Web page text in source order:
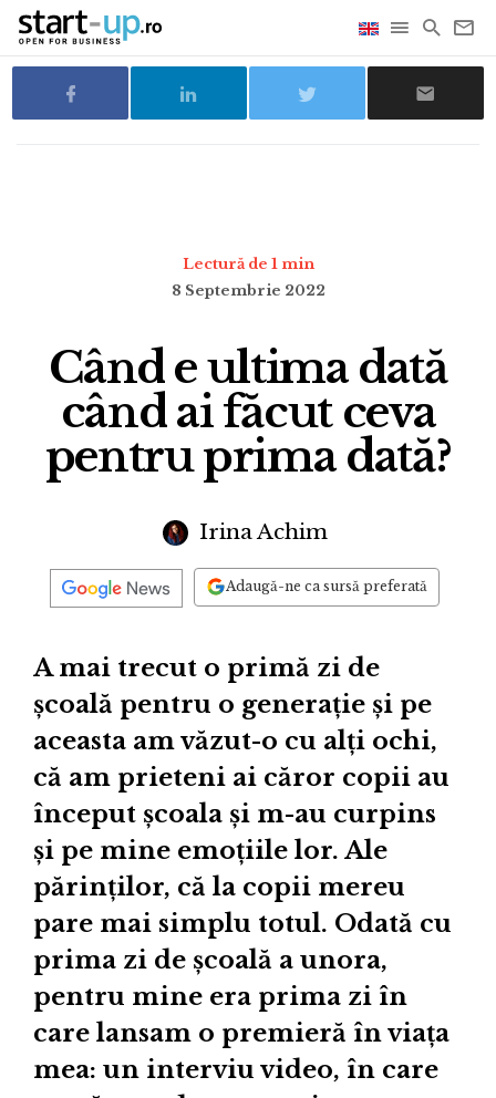
Lectură de 1 min
8 Septembrie 2022
Când e ultima dată
când ai făcut ceva
pentru prima dată?
Irina Achim
Adaugă-ne ca sursă preferată
A mai trecut o primă zi de
școală pentru o generație și pe
aceasta am văzut-o cu alți ochi,
că am prieteni ai căror copii au
început școala și m-au curpins
și pe mine emoțiile lor. Ale
părinților, că la copii mereu
pare mai simplu totul. Odată cu
prima zi de școală a unora,
pentru mine era prima zi în
care lansam o premieră în viața
mea: un interviu video, în care